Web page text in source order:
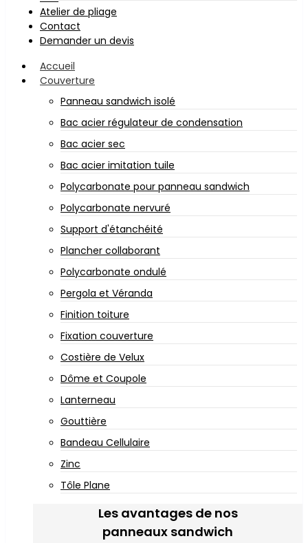
Atelier de pliage
Contact
Demander un devis
Accueil
Couverture
Panneau sandwich isolé
Bac acier régulateur de condensation
Bac acier sec
Bac acier imitation tuile
Polycarbonate pour panneau sandwich
Polycarbonate nervuré
Support d'étanchéité
Plancher collaborant
Polycarbonate ondulé
Pergola et Véranda
Finition toiture
Fixation couverture
Costière de Velux
Dôme et Coupole
Lanterneau
Gouttière
Bandeau Cellulaire
Zinc
Tôle Plane
Les avantages de nos
panneaux sandwich